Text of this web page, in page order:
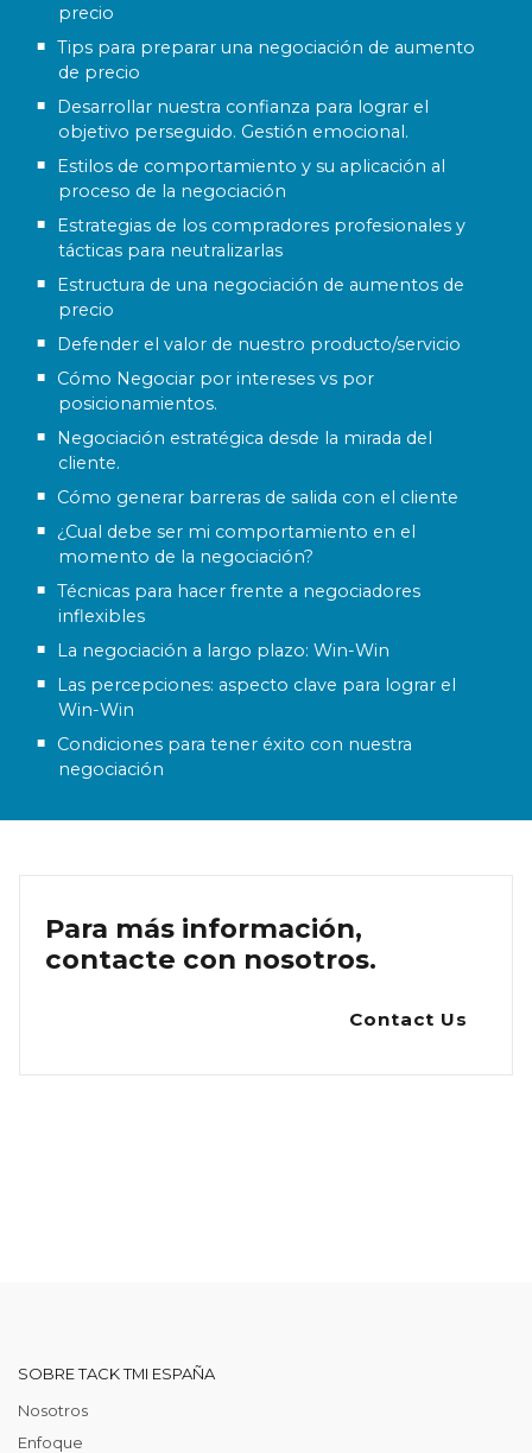
precio
Tips para preparar una negociación de aumento
de precio
Desarrollar nuestra confianza para lograr el
objetivo perseguido. Gestión emocional.
Estilos de comportamiento y su aplicación al
proceso de la negociación
Estrategias de los compradores profesionales y
tácticas para neutralizarlas
Estructura de una negociación de aumentos de
precio
Defender el valor de nuestro producto/servicio
Cómo Negociar por intereses vs por
posicionamientos.
Negociación estratégica desde la mirada del
cliente.
Cómo generar barreras de salida con el cliente
¿Cual debe ser mi comportamiento en el
momento de la negociación?
Técnicas para hacer frente a negociadores
inflexibles
La negociación a largo plazo: Win-Win
Las percepciones: aspecto clave para lograr el
Win-Win
Condiciones para tener éxito con nuestra
negociación
Para más información,
contacte con nosotros.
Contact Us
SOBRE TACK TMI ESPAÑA
Nosotros
Enfoque